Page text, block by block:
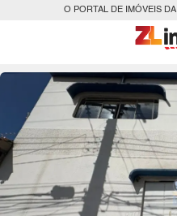
O PORTAL DE IMÓVEIS DA